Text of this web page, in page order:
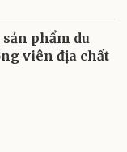
phẩm du
viên địa chất